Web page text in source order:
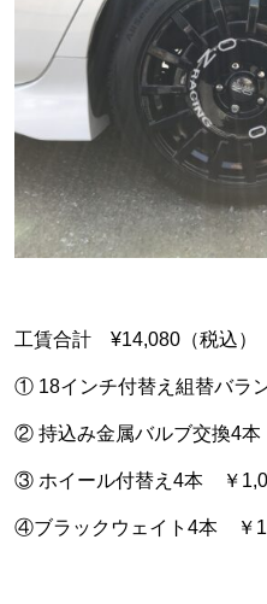
工賃合計 ¥14,080（税込）
① 18インチ付替え組替バラ
② 持込み金属バルブ交換4
③ ホイール付替え4本 ￥
④ブラックウェイト4本 ￥